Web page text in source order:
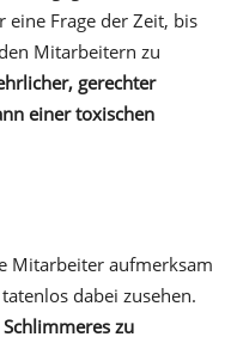
Frage der Zeit, bis
Mitarbeitern zu
gerechter
einer toxischen
Mitarbeiter aufmerksam
dabei zusehen.
zu